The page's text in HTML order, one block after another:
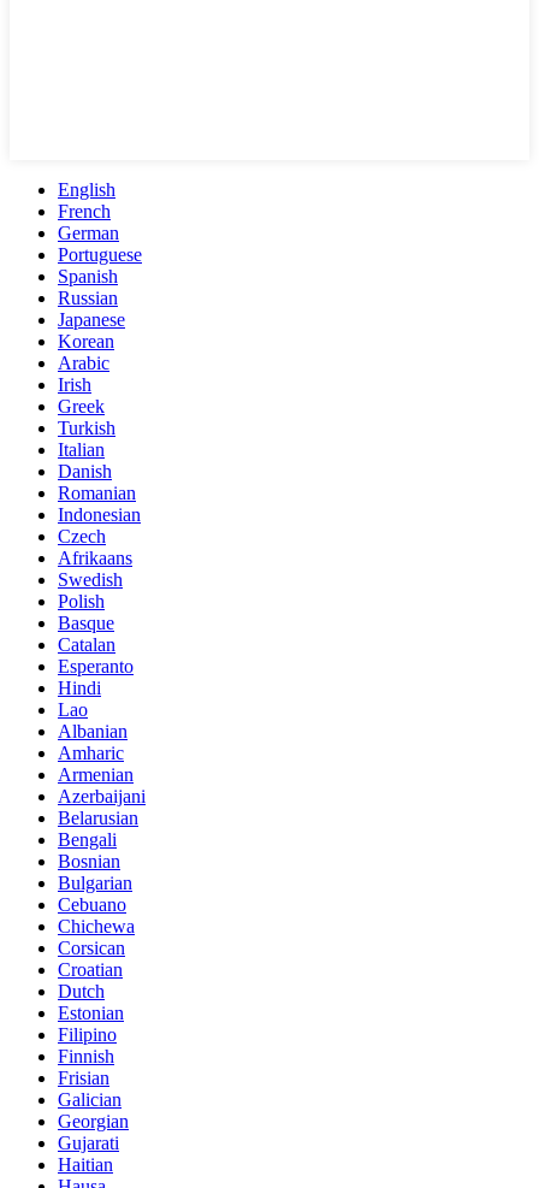
English
French
German
Portuguese
Spanish
Russian
Japanese
Korean
Arabic
Irish
Greek
Turkish
Italian
Danish
Romanian
Indonesian
Czech
Afrikaans
Swedish
Polish
Basque
Catalan
Esperanto
Hindi
Lao
Albanian
Amharic
Armenian
Azerbaijani
Belarusian
Bengali
Bosnian
Bulgarian
Cebuano
Chichewa
Corsican
Croatian
Dutch
Estonian
Filipino
Finnish
Frisian
Galician
Georgian
Gujarati
Haitian